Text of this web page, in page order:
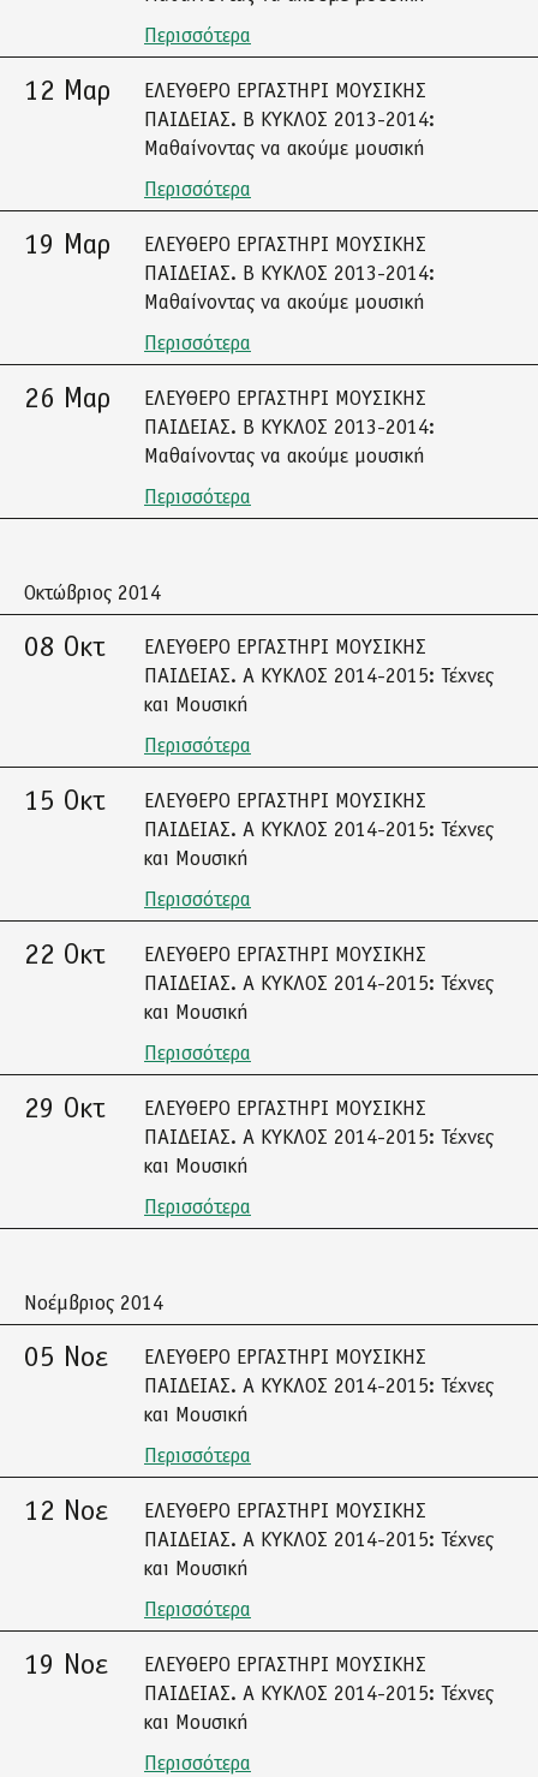
Περισσότερα
12 Μαρ
ΕΛΕΥΘΕΡΟ ΕΡΓΑΣΤΗΡΙ ΜΟΥΣΙΚΗΣ
ΠΑΙΔΕΙΑΣ. Β ΚΥΚΛΟΣ 2013-2014:
Μαθαίνοντας να ακούμε μουσική
Περισσότερα
19 Μαρ
ΕΛΕΥΘΕΡΟ ΕΡΓΑΣΤΗΡΙ ΜΟΥΣΙΚΗΣ
ΠΑΙΔΕΙΑΣ. Β ΚΥΚΛΟΣ 2013-2014:
Μαθαίνοντας να ακούμε μουσική
Περισσότερα
26 Μαρ
ΕΛΕΥΘΕΡΟ ΕΡΓΑΣΤΗΡΙ ΜΟΥΣΙΚΗΣ
ΠΑΙΔΕΙΑΣ. Β ΚΥΚΛΟΣ 2013-2014:
Μαθαίνοντας να ακούμε μουσική
Περισσότερα
Οκτώβριος 2014
08 Οκτ
ΕΛΕΥΘΕΡΟ ΕΡΓΑΣΤΗΡΙ ΜΟΥΣΙΚΗΣ
ΠΑΙΔΕΙΑΣ. A ΚΥΚΛΟΣ 2014-2015: Τέχνες
και Μουσική
Περισσότερα
15 Οκτ
ΕΛΕΥΘΕΡΟ ΕΡΓΑΣΤΗΡΙ ΜΟΥΣΙΚΗΣ
ΠΑΙΔΕΙΑΣ. A ΚΥΚΛΟΣ 2014-2015: Τέχνες
και Μουσική
Περισσότερα
22 Οκτ
ΕΛΕΥΘΕΡΟ ΕΡΓΑΣΤΗΡΙ ΜΟΥΣΙΚΗΣ
ΠΑΙΔΕΙΑΣ. A ΚΥΚΛΟΣ 2014-2015: Τέχνες
και Μουσική
Περισσότερα
29 Οκτ
ΕΛΕΥΘΕΡΟ ΕΡΓΑΣΤΗΡΙ ΜΟΥΣΙΚΗΣ
ΠΑΙΔΕΙΑΣ. A ΚΥΚΛΟΣ 2014-2015: Τέχνες
και Μουσική
Περισσότερα
Νοέμβριος 2014
05 Νοε
ΕΛΕΥΘΕΡΟ ΕΡΓΑΣΤΗΡΙ ΜΟΥΣΙΚΗΣ
ΠΑΙΔΕΙΑΣ. A ΚΥΚΛΟΣ 2014-2015: Τέχνες
και Μουσική
Περισσότερα
12 Νοε
ΕΛΕΥΘΕΡΟ ΕΡΓΑΣΤΗΡΙ ΜΟΥΣΙΚΗΣ
ΠΑΙΔΕΙΑΣ. A ΚΥΚΛΟΣ 2014-2015: Τέχνες
και Μουσική
Περισσότερα
19 Νοε
ΕΛΕΥΘΕΡΟ ΕΡΓΑΣΤΗΡΙ ΜΟΥΣΙΚΗΣ
ΠΑΙΔΕΙΑΣ. A ΚΥΚΛΟΣ 2014-2015: Τέχνες
και Μουσική
Περισσότερα